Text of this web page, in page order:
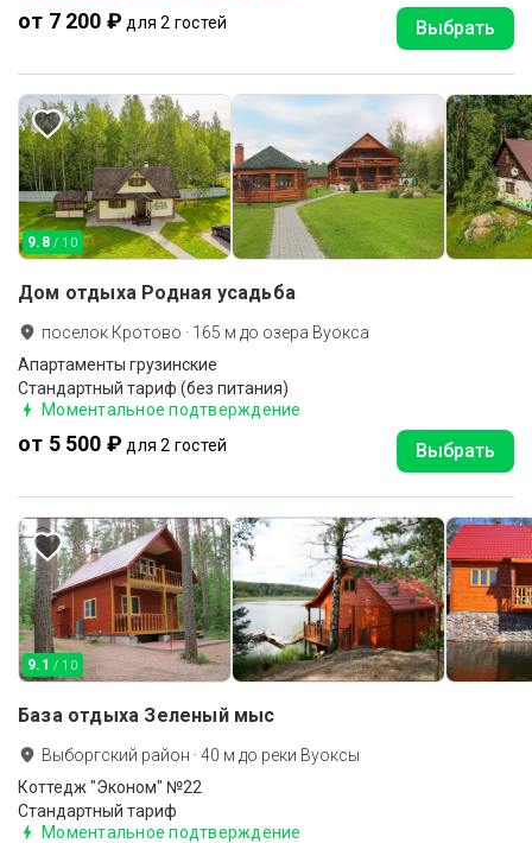
от 7 200 ₽ для 2 гостей Выбрать
9.8 / 10
Дом отдыха Родная усадьба
поселок Кротово · 165 м до озера Вуокса
Апартаменты грузинские
Стандартный тариф (без питания)
Моментальное подтверждение
от 5 500 ₽ для 2 гостей Выбрать
9.1 / 10
База отдыха Зеленый мыс
Выборгский район ·40 м до реки Вуоксы
Коттедж "Эконом" №22
Стандартный тариф
Моментальное подтверждение